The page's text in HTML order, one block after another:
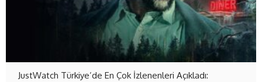
JustWatch Türkiye’de En Çok İzlenenleri Açıkladı: